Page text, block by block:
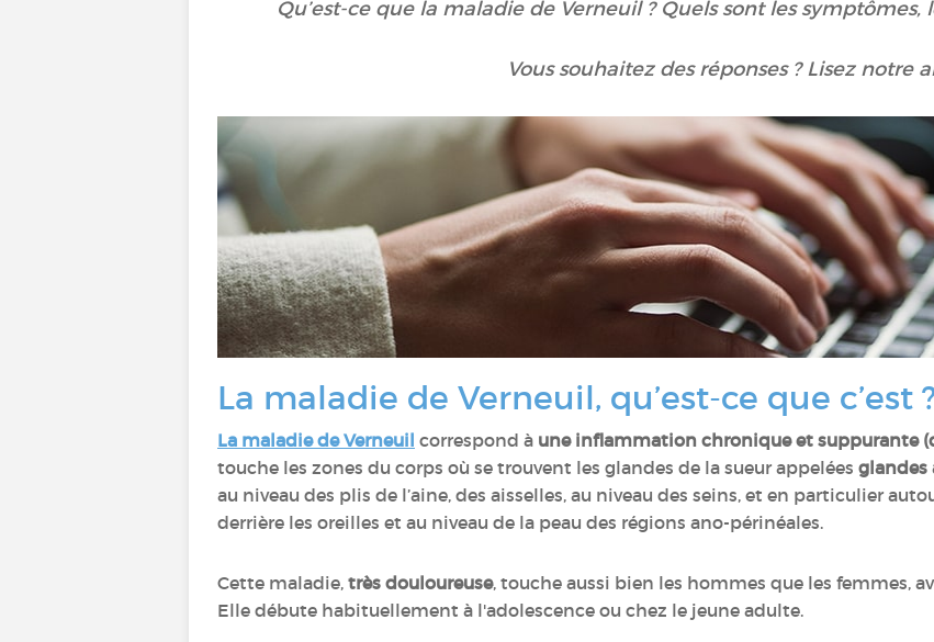
Qu’est-ce que la maladie de Verneuil ? Quels sont les symptômes,
Vous souhaitez des réponses ? Lisez notre
La maladie de Verneuil, qu’est-ce que c’est
La maladie de Verneuil correspond à une inflammation chronique et suppurante
touche les zones du corps où se trouvent les glandes de la sueur appelées glandes
au niveau des plis de l’aine, des aisselles, au niveau des seins, et en particulier
derrière les oreilles et au niveau de la peau des régions ano-périnéales.
Cette maladie, très douloureuse, touche aussi bien les hommes que les femmes,
Elle débute habituellement à l'adolescence ou chez le jeune adulte.